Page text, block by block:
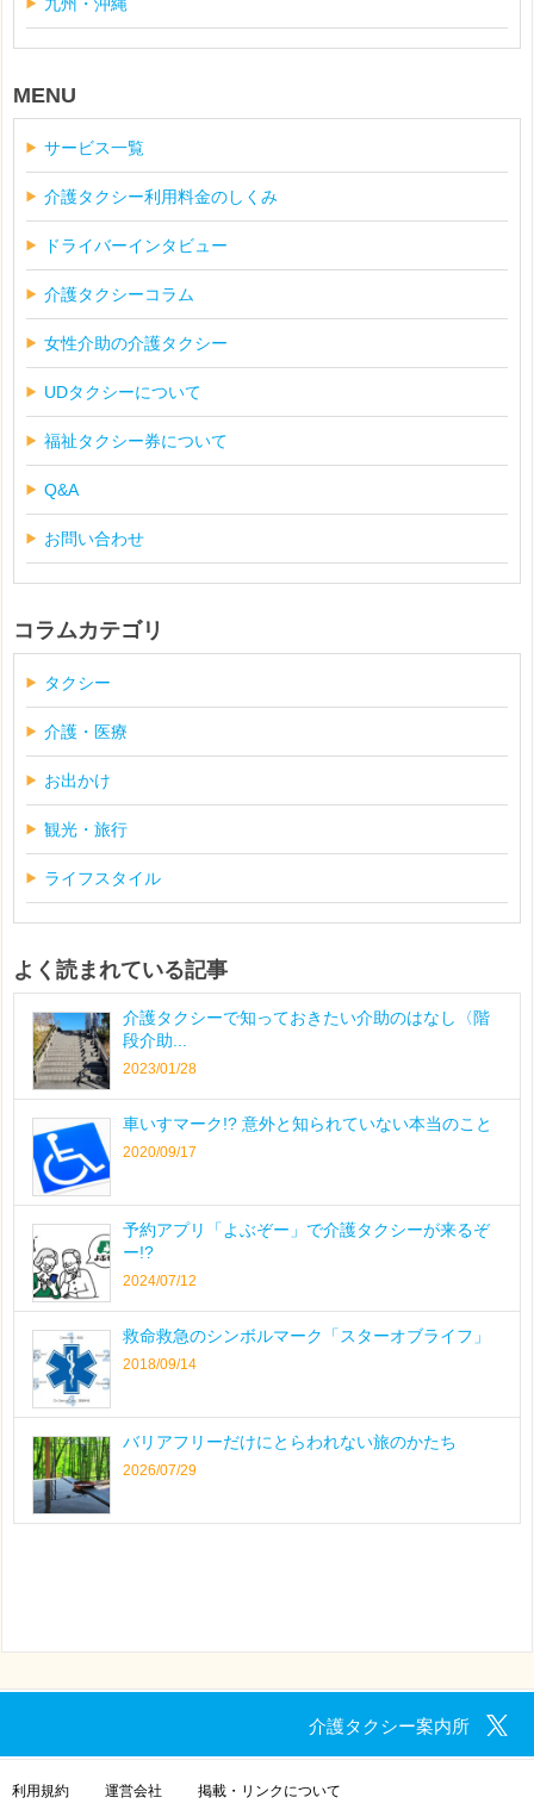
MENU
サービス一覧
介護タクシー利用料金のしくみ
ドライバーインタビュー
介護タクシーコラム
女性介助の介護タクシー
UDタクシーについて
福祉タクシー券について
Q&A
お問い合わせ
コラムカテゴリ
タクシー
介護・医療
お出かけ
観光・旅行
ライフスタイル
よく読まれている記事
介護タクシーで知っておきたい介助のはなし〈階
段介助...
2023/01/28
車いすマーク!? 意外と知られていない本当のこと
2020/09/17
予約アプリ「よぶぞー」で介護タクシーが来るぞ
ー!?
2024/07/12
救命救急のシンボルマーク「スターオブライフ」
2018/09/14
バリアフリーだけにとらわれない旅のかたち
2026/07/29
介護タクシー案内所
利用規約 運営会社 掲載・リンクについて